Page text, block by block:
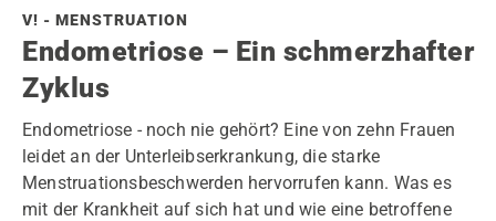
V! - MENSTRUATION
Endometriose – Ein schmerzhafter
Zyklus
Endometriose - noch nie gehört? Eine von zehn Frauen
leidet an der Unterleibserkrankung, die starke
Menstruationsbeschwerden hervorrufen kann. Was es
mit der Krankheit auf sich hat und wie eine betroffene